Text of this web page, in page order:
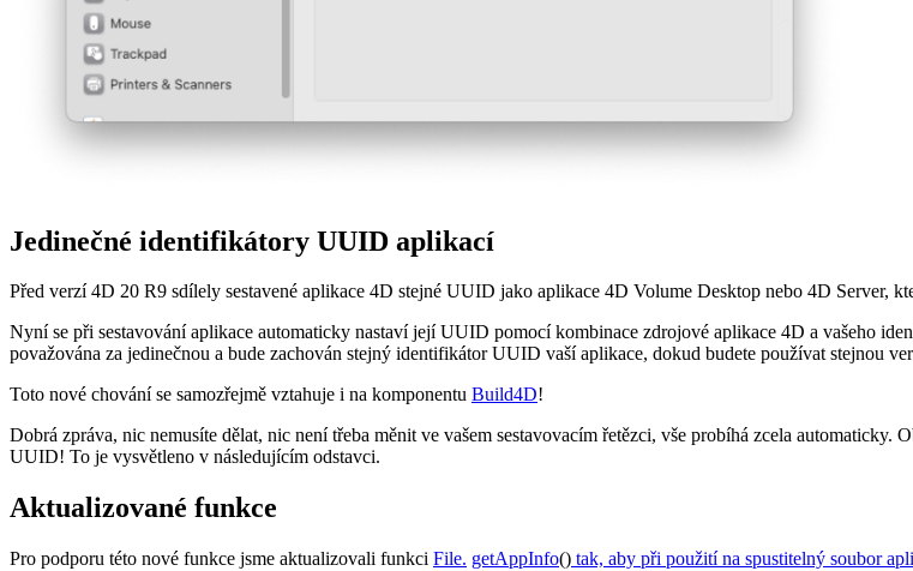
Jedinečné identifikátory UUID aplikací
Před verzí 4D 20 R9 sdílely sestavené aplikace 4D stejné UUID jako aplikace 4D Volume Desktop nebo 4D Server,
Nyní se při sestavování aplikace automaticky nastaví její UUID pomocí kombinace zdrojové aplikace 4D a vašeho
považována za jedinečnou a bude zachován stejný identifikátor UUID vaší aplikace, dokud budete používat stejnou
Toto nové chování se samozřejmě vztahuje i na komponentu Build4D!
Dobrá zpráva, nic nemusíte dělat, nic není třeba měnit ve vašem sestavovacím řetězci, vše probíhá zcela
UUID! To je vysvětleno v následujícím odstavci.
Aktualizované funkce
Pro podporu této nové funkce jsme aktualizovali funkci File. getAppInfo() tak, aby při použití na spustitelný soubor